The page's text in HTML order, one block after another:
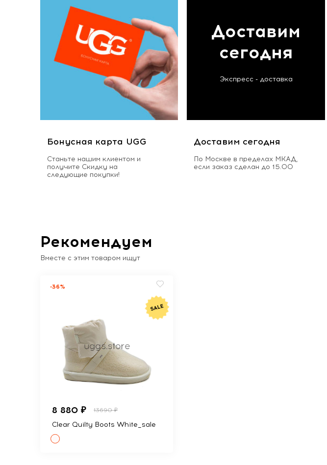
Бонусная карта UGG
Станьте нашим клиентом и
получите Скидку на
следующие покупки!
Доставим
сегодня
Экспресс - доставка
Доставим сегодня
По Москве в пределах МКАД,
если заказ сделан до 15.00
Рекомендуем
Вместе с этим товаром ищут
-36%
8 880 ₽ 13690 ₽
Clear Quilty Boots White_sale